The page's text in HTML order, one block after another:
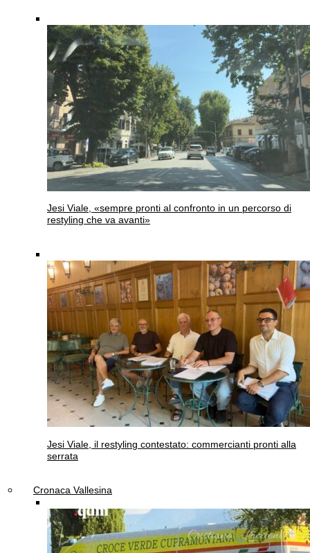
Jesi Viale, «sempre pronti al confronto in un percorso di
restyling che va avanti»
Jesi Viale, il restyling contestato: commercianti pronti alla
serrata
Cronaca Vallesina